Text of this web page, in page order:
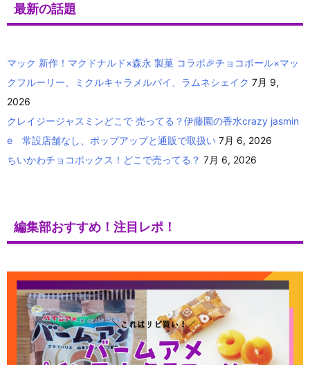
最新の話題
マック 新作！マクドナルド×森永 製菓 コラボ🎉チョコボール×マッ
クフルーリー、ミクルキャラメルパイ、ラムネシェイク 7月 9,
2026
クレイジージャスミンどこで 売ってる？伊藤園の香水crazy jasmin
e 常設店舗なし、ポップアップと通販で取扱い 7月 6, 2026
ちいかわチョコボックス！どこで売ってる？ 7月 6, 2026
編集部おすすめ！注目レポ！